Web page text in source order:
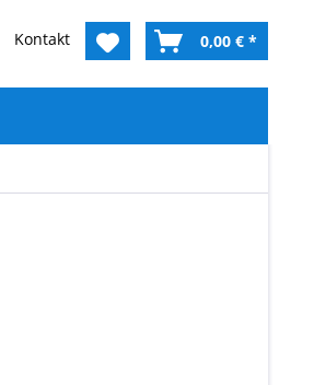
Kontakt 0,00 € *